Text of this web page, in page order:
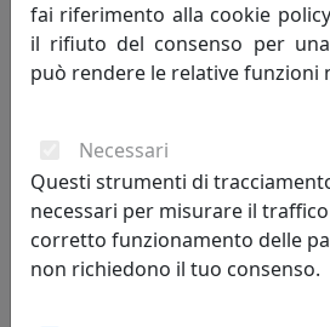
PORTAFOTO IN ARGENTO 925, FOTO
HOME, CODICE 255022M
fai riferimento alla cookie
il rifiuto del consenso per
può rendere le relative funzioni
Necessari
Questi strumenti di
necessari per misurare il
corretto funzionamento delle
non richiedono il tuo consenso.